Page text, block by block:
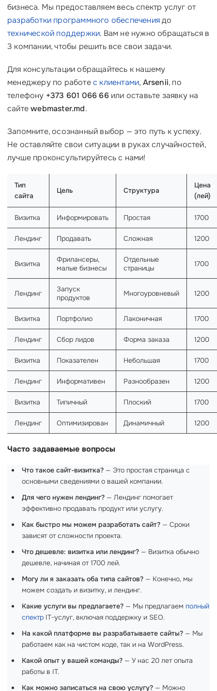
бизнеса. Мы предоставляем весь спектр услуг от
разработки программного обеспечениядо
технической поддержки. Вам не нужно обращаться в
3 компании, чтобы решить все свои задачи.
Для консультации обращайтесь к нашему
менеджеру по работес клиентами, Arsenii, по
телефону +373 601 066 66или оставьте заявку на
сайтеwebmaster.md.
Запомните, осознанный выбор — это путь к успеху.
Не оставляйте свои ситуации в руках случайностей,
лучше проконсультируйтесь с нами!
Тип
сайта
Цель Структура
Цена
(лей)
Визитка Информировать Простая 1700
Лендинг Продавать Сложная 1200
Визитка
Фрилансеры,
малые бизнесы
Отдельные
страницы
1700
Лендинг
Запуск
продуктов
Многоуровневый 1200
Визитка Портфолио Лаконичная 1700
Лендинг Сбор лидов Форма заказа 1200
Визитка Показателен Небольшая 1700
Лендинг Информативен Разнообразен 1200
Визитка Типичный Плоский 1700
Лендинг Оптимизирован Динамичный 1200
Часто задаваемые вопросы
Что такое сайт-визитка? — Это простая страница с
основными сведениями о вашей компании.
Для чего нужен лендинг? — Лендинг помогает
эффективно продавать продукт или услугу.
Как быстро мы можем разработать сайт? — Сроки
зависят от сложности проекта.
Что дешевле: визитка или лендинг? — Визитка обычно
дешевле, начиная от 1700 лей.
Могу ли я заказать оба типа сайтов? — Конечно, мы
можем создать и визитку, и лендинг.
Какие услуги вы предлагаете? — Мы предлагаем полный
спектр IT-услуг, включая поддержку и SEO.
На какой платформе вы разрабатываете сайты? — Мы
работаем как на чистом коде, так и на WordPress.
Какой опыт у вашей команды? — У нас 20 лет опыта
работы в IT.
Как можно записаться на свою услугу? — Можно